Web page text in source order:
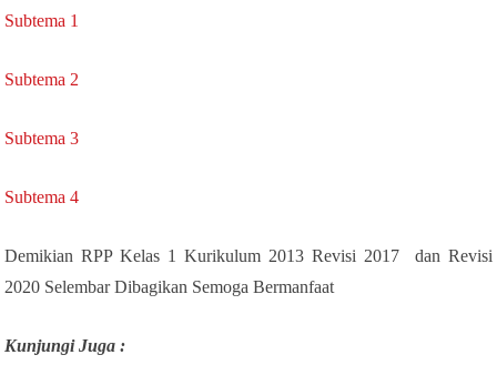
Subtema 1
Subtema 2
Subtema 3
Subtema 4
Demikian RPP Kelas 1 Kurikulum 2013 Revisi 2017 dan Revisi
2020 Selembar Dibagikan Semoga Bermanfaat
Kunjungi Juga :